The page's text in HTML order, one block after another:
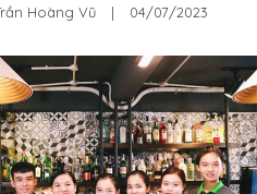
Hoàng Vũ | 04/07/2023